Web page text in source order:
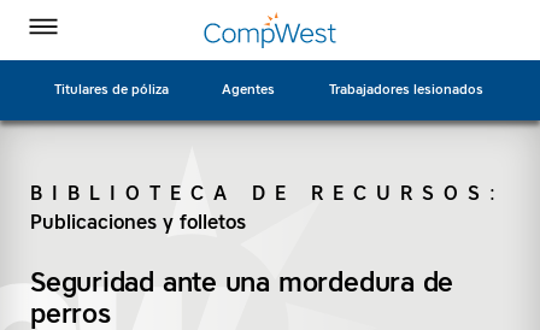
inicio
contenido
Alternar
menú
Titulares de póliza Agentes Trabajadores lesionados
BIBLIOTECA DE RECURSOS :
Publicaciones y folletos
Seguridad ante una mordedura de
perros
CompWest
CompWest
CompWest
CompWest